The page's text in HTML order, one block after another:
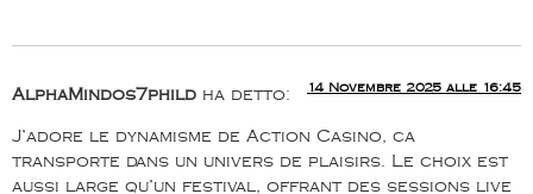
AlphaMindos7phild ha detto: 14 Novembre 2025 alle 16:45
J’adore le dynamisme de Action Casino, ca
transporte dans un univers de plaisirs. Le choix est
aussi large qu’un festival, offrant des sessions live